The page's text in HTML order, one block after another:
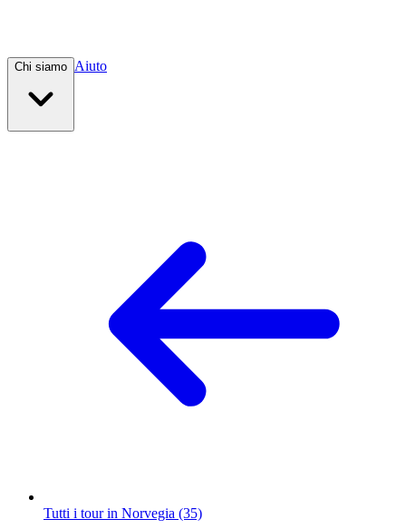
Chi siamo Aiuto
Tutti i tour in Norvegia (35)